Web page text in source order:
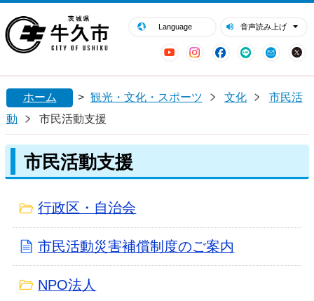
Language 音声読み上げ
YouTubeInstagram
Facebook
LINE Mail
閉じる
ホーム > 観光・文化・スポーツ 文化
市民活
動
市民活動支援
市民活動支援
行政区・自治会
市民活動災害補償制度のご案内
NPO法人